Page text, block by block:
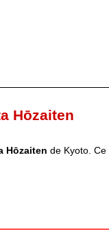
Hōzaiten
Hōzaiten de Kyoto. Ce